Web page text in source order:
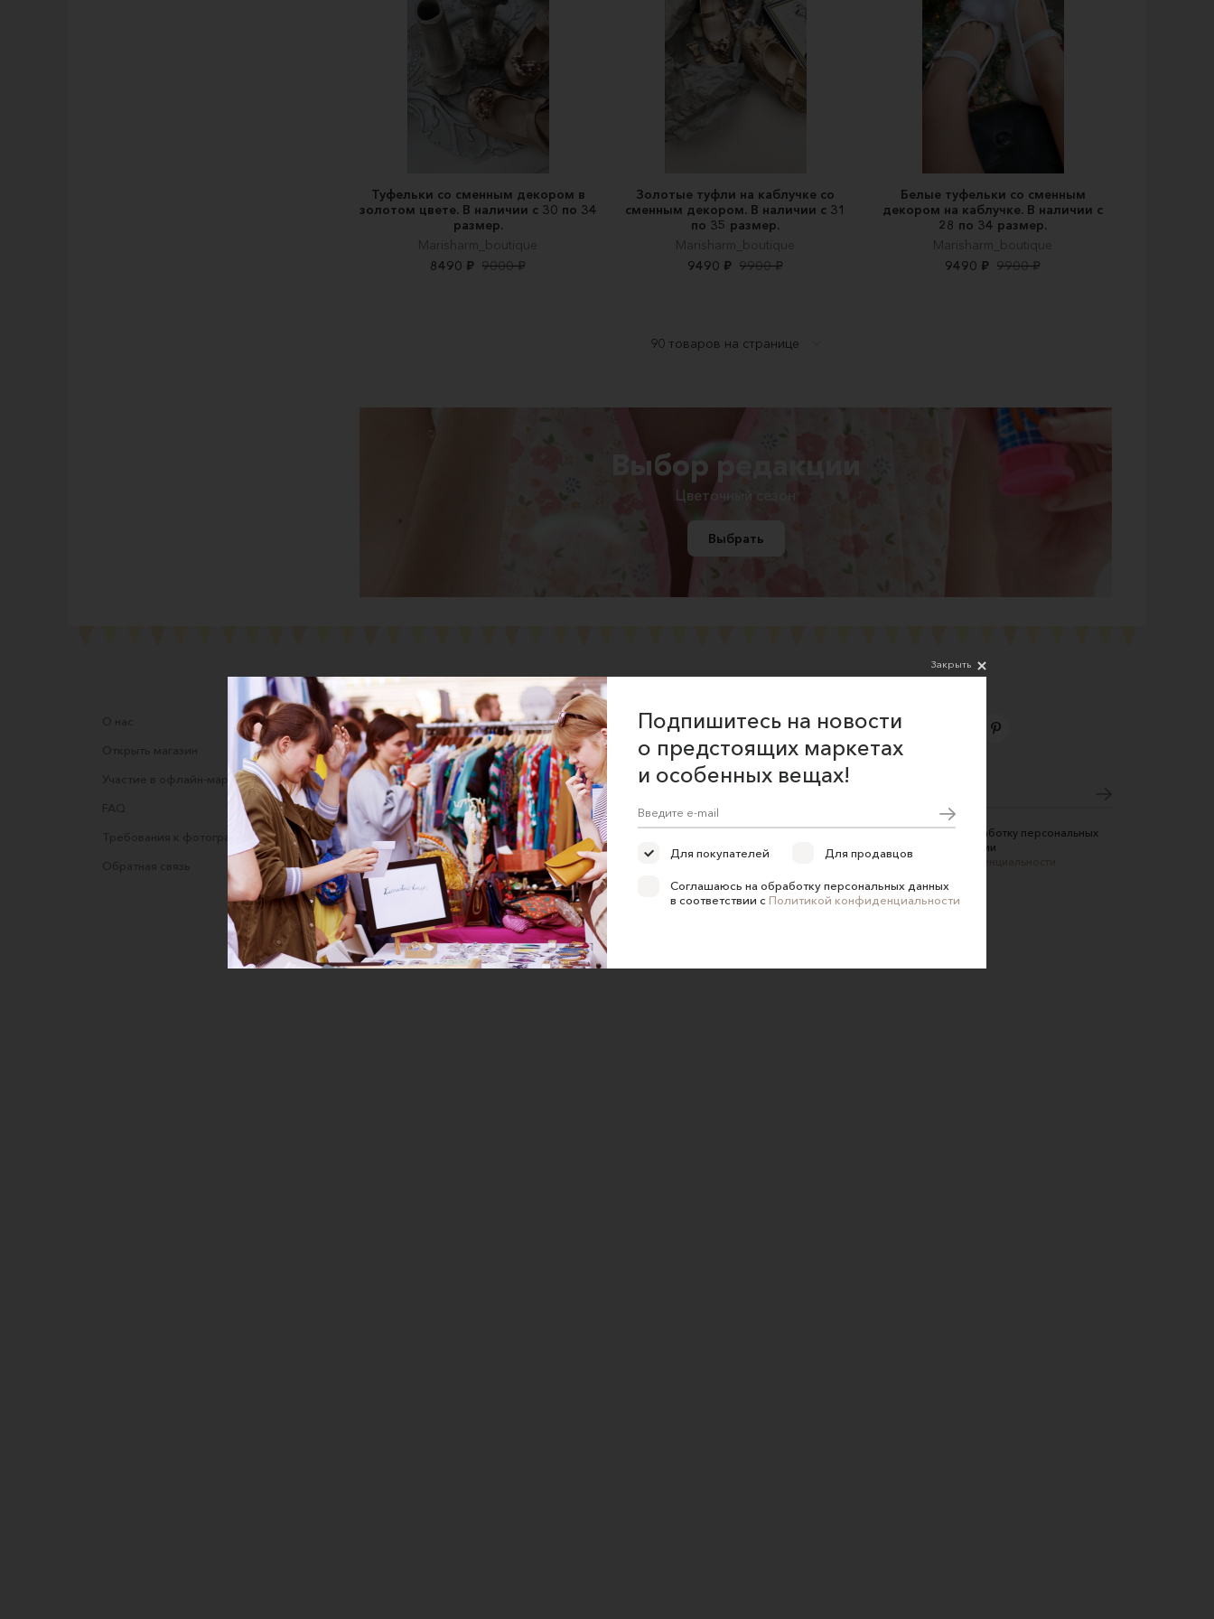
Туфельки со сменным декором в
золотом цвете. В наличии с 30 по 34
размер.
Marisharm_boutique
8490 ₽ 9000 ₽
Золотые туфли на каблучке со
сменным декором. В наличии с 31
по 35 размер.
Marisharm_boutique
9490 ₽ 9900 ₽
Белые туфельки со сменным
декором на каблучке. В наличии с
28 по 34 размер.
Marisharm_boutique
9490 ₽ 9900 ₽
Выбор редакции
Цветочный сезон
Выбрать
О нас
Открыть магазин
Участие в офлайн-маркете
FAQ
Требования к фотографиям
Обратная связь
Соглашение об оказании услуг
Правила сайта
Оферта для продавцов
Оферта для покупателей
Политика конфиденциальности
Согласие на обработку персональных
данных
Подпишитесь на новости
Соглашаюсь на обработку персональных
данных в соответствии
сПолитикой конфиденциальности
Закрыть
Подпишитесь на новости
о предстоящих маркетах
и особенных вещах!
Для покупателей Для продавцов
Соглашаюсь на обработку персональных данных
в соответствии с Политикой конфиденциальности